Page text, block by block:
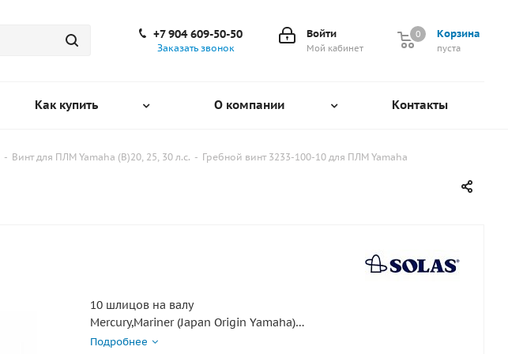
Корзина
0
пуста
0
Войти
Мой кабинет
+7 904 609-50-50
Заказать звонок
Как купить О компании Контакты
- Винт для ПЛМ Yamaha (B)20, 25, 30 л.с. - Гребной винт 3233-100-10 для ПЛМ Yamaha
10 шлицов на валу
Mercury,Mariner (Japan Origin Yamaha)
25HP 80-84
Подробнее